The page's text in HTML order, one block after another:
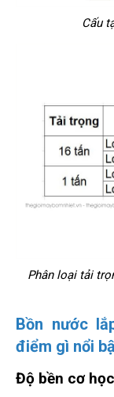
Cấu
Phân loại tải
Bồn nước
điểm gì nổi
Độ bền cơ